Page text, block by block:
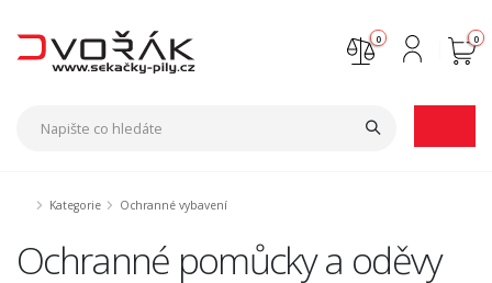
0
0
Kategorie Ochranné vybavení
Ochranné pomůcky a oděvy